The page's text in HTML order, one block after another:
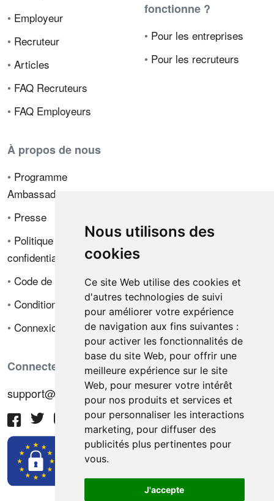
Nous utilisons des
cookies
Ce site Web utilise des cookies et
d'autres technologies de suivi
pour améliorer votre expérience
de navigation aux fins suivantes :
pour activer les fonctionnalités de
base du site Web, pour offrir une
meilleure expérience sur le site
Web, pour mesurer votre intérêt
pour nos produits et services et
pour personnaliser les interactions
marketing, pour diffuser des
publicités plus pertinentes pour
vous.
J'accepte
• Employeur
• Recruteur
• Articles
• FAQ Recruteurs
• FAQ Employeurs
fonctionne ?
• Pour les entreprises
• Pour les recruteurs
À propos de nous
• Programme
Ambassadeur
• Presse
• Politique de
confidentialité
• Code de déontologie
• Conditions de vente
• Connexion
Connectez-vous avec nous
support@hiringnotes.com